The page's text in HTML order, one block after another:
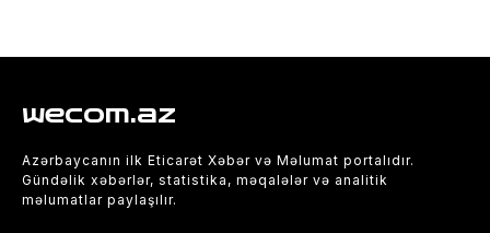
wecom.az
Azərbaycanın ilk Eticarət Xəbər və Məlumat portalıdır.
Gündəlik xəbərlər, statistika, məqalələr və analitik
məlumatlar paylaşılır.